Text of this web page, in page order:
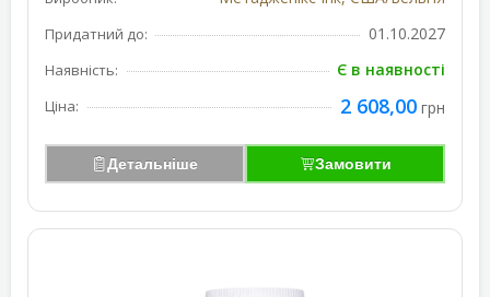
Придатний до: 01.10.2027
Наявність: Є в наявності
Ціна: 2 608,00 грн
Детальніше Замовити